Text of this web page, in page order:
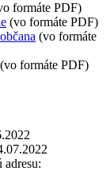
formáte PDF)
(vo formáte PDF)
(vo formáte
(vo formáte PDF)
adresu: